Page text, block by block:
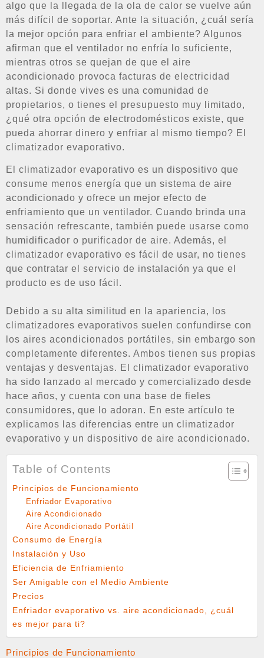
algo que la llegada de la ola de calor se vuelve aún
más difícil de soportar. Ante la situación, ¿cuál sería
la mejor opción para enfriar el ambiente? Algunos
afirman que el ventilador no enfría lo suficiente,
mientras otros se quejan de que el aire
acondicionado provoca facturas de electricidad
altas. Si donde vives es una comunidad de
propietarios, o tienes el presupuesto muy limitado,
¿qué otra opción de electrodomésticos existe, que
pueda ahorrar dinero y enfriar al mismo tiempo? El
climatizador evaporativo.
El climatizador evaporativo es un dispositivo que
consume menos energía que un sistema de aire
acondicionado y ofrece un mejor efecto de
enfriamiento que un ventilador. Cuando brinda una
sensación refrescante, también puede usarse como
humidificador o purificador de aire. Además, el
climatizador evaporativo es fácil de usar, no tienes
que contratar el servicio de instalación ya que el
producto es de uso fácil.
Debido a su alta similitud en la apariencia, los
climatizadores evaporativos suelen confundirse con
los aires acondicionados portátiles, sin embargo son
completamente diferentes. Ambos tienen sus propias
ventajas y desventajas. El climatizador evaporativo
ha sido lanzado al mercado y comercializado desde
hace años, y cuenta con una base de fieles
consumidores, que lo adoran. En este artículo te
explicamos las diferencias entre un climatizador
evaporativo y un dispositivo de aire acondicionado.
Table of Contents
Principios de Funcionamiento
Enfriador Evaporativo
Aire Acondicionado
Aire Acondicionado Portátil
Consumo de Energía
Instalación y Uso
Eficiencia de Enfriamiento
Ser Amigable con el Medio Ambiente
Precios
Enfriador evaporativo vs. aire acondicionado, ¿cuál
es mejor para ti?
Principios de Funcionamiento